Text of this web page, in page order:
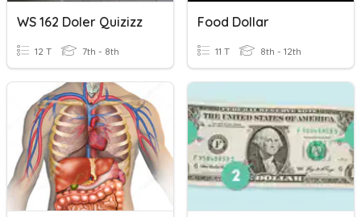
WS 162 Doler Quizizz
12 T 7th - 8th
Food Dollar
11 T 8th - 12th